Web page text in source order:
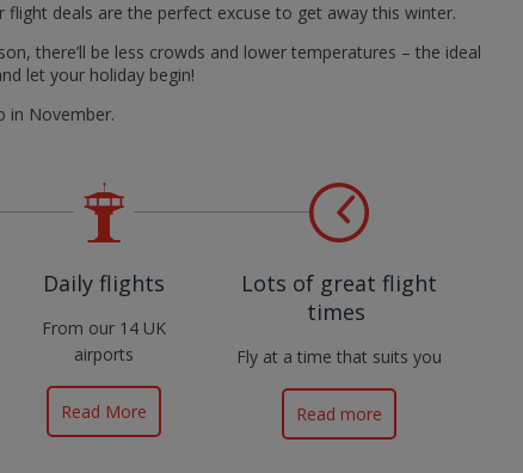
deals are the perfect excuse to get away this winter.
there’ll be less crowds and lower temperatures – the ideal
let your holiday begin!
in November.
Daily flights
From our 14 UK
airports
Read More
Lots of great flight
times
Fly at a time that suits you
Read more